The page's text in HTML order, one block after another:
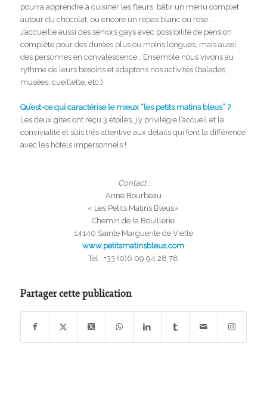
pourra apprendre à cuisiner les fleurs, bâtir un menu complet
autour du chocolat, ou encore un repas blanc ou rose…
J’accueille aussi des séniors gays avec possibilité de pension
complète pour des durées plus ou moins longues, mais aussi
des personnes en convalescence… Ensemble nous vivons au
rythme de leurs besoins et adaptons nos activités (balades,
musées, cueillette, etc.).
Qu’est-ce qui caractérise le mieux “les petits matins bleus” ?
Les deux gites ont reçu 3 étoiles, j’y privilégie l’accueil et la
convivialité et suis très attentive aux détails qui font la différence
avec les hôtels impersonnels !
Contact :
Anne Bourbeau
« Les Petits Matins Bleus»
Chemin de la Bouillerie
14140 Sainte Marguerite de Viette
www.petitsmatinsbleus.com
Tel : +33 (0)6 09 94 28 78
Partager cette publication